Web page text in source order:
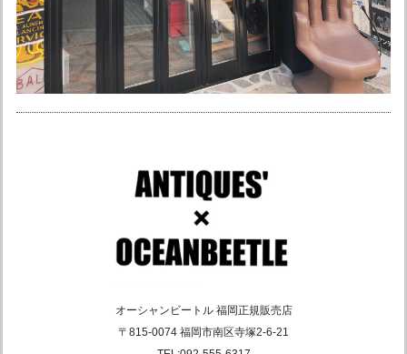
オーシャンビートル ショーティ4 別注マットホワイト ペイズリー黒 各サイズ有り SALE中！ 送料無料！ 常時在庫限定2個！
XLサイズ
ありがとうございました！ またよろしくお願い
申し上げます♪ ちなみにうちはアンティークス
です笑
オーシャンビートル 福岡正規販売店
〒815-0074 福岡市南区寺塚2-6-21